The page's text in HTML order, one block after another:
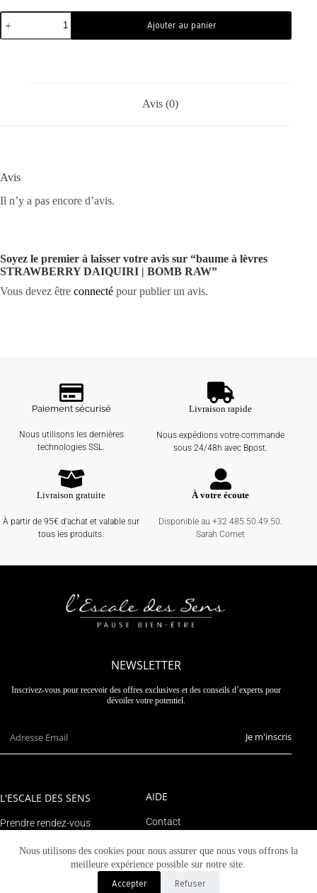
Nous utilisons des cookies pour nous assurer que nous vous offrons la
meilleure expérience possible sur notre site.
Accepter Refuser
Ajouter au panier
Avis (0)
Avis
Il n’y a pas encore d’avis.
Soyez le premier à laisser votre avis sur “baume à lèvres
STRAWBERRY DAIQUIRI | BOMB RAW”
Vous devez être connecté pour publier un avis.
Paiement sécurisé
Nous utilisons les dernières
technologies SSL.
Livraison rapide
Nous expédions votre commande
sous 24/48h avec Bpost.
Livraison gratuite
À partir de 95€ d'achat et valable sur
tous les produits.
À votre écoute
Disponible au +32 485.50.49.50.
Sarah Cornet
NEWSLETTER
Inscrivez-vous pour recevoir des offres exclusives et des conseils d’experts pour
dévoiler votre potentiel.
Je m'inscris
L'ESCALE DES SENS
Prendre rendez-vous
Mon compte
AIDE
Contact
© 2023 Tous droits réservés - L'escale des sens